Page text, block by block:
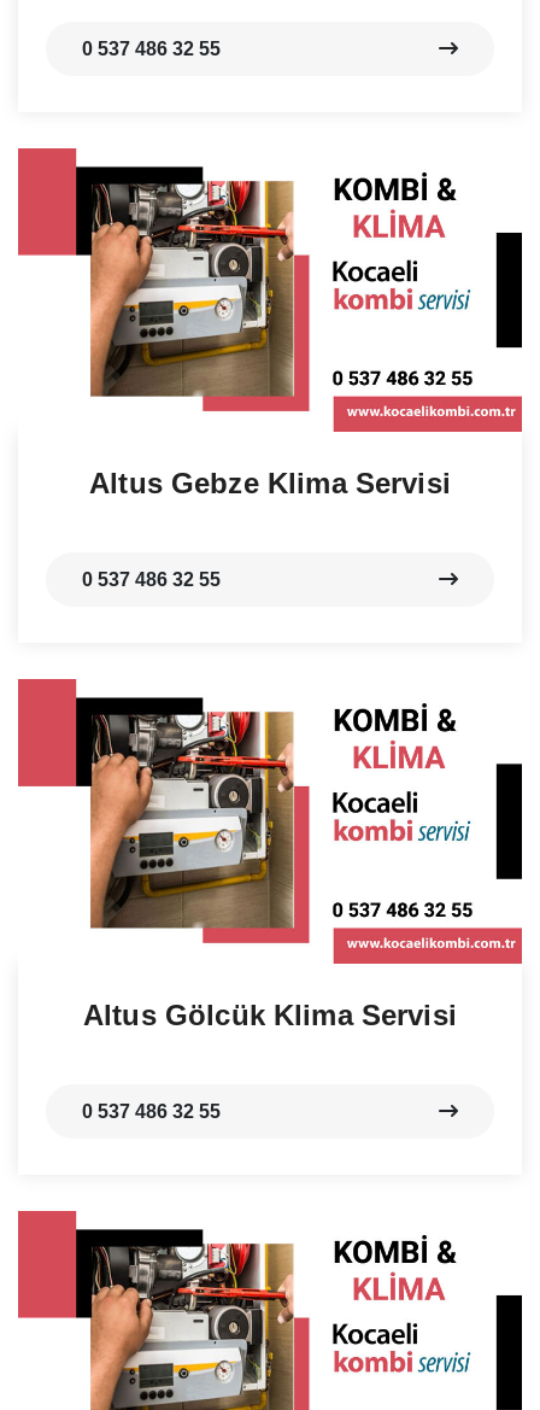
0 537 486 32 55
Altus Gebze Klima Servisi
0 537 486 32 55
Altus Gölcük Klima Servisi
0 537 486 32 55